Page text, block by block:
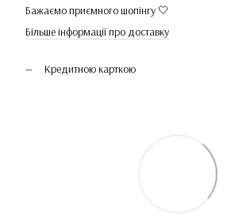
Бажаємо приємного шопінгу 🤍
Більше інформації про доставку
Кредитною карткою